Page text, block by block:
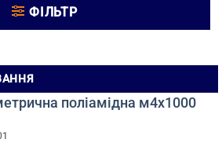
ФІЛЬТР
поліамідна м4х1000